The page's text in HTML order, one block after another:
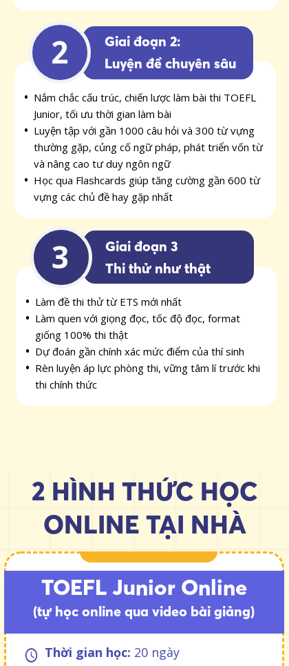
Nắm chắc cấu trúc, chiến lược làm bài thi TOEFL
Junior, tối ưu thời gian làm bài
Luyện tập với gần 1000 câu hỏi và 300 từ vựng
thường gặp, củng cố ngữ pháp, phát triển vốn từ
và nâng cao tư duy ngôn ngữ
Học qua Flashcards giúp tăng cường gần 600 từ
vựng các chủ đề hay gặp nhất
Giai đoạn 2:
Luyện đề chuyên sâu
2
Làm đề thi thử từ ETS mới nhất
Làm quen với giọng đọc, tốc độ đọc, format
giống 100% thi thật
Dự đoán gần chính xác mức điểm của thí sinh
Rèn luyện áp lực phòng thi, vững tâm lí trước khi
thi chính thức
Giai đoạn 3
Thi thử như thật
3
2 HÌNH THỨC HỌC
ONLINE TẠI NHÀ
Thời gian học: 20 ngày
TOEFL Junior Online
(tự học online qua video bài giảng)